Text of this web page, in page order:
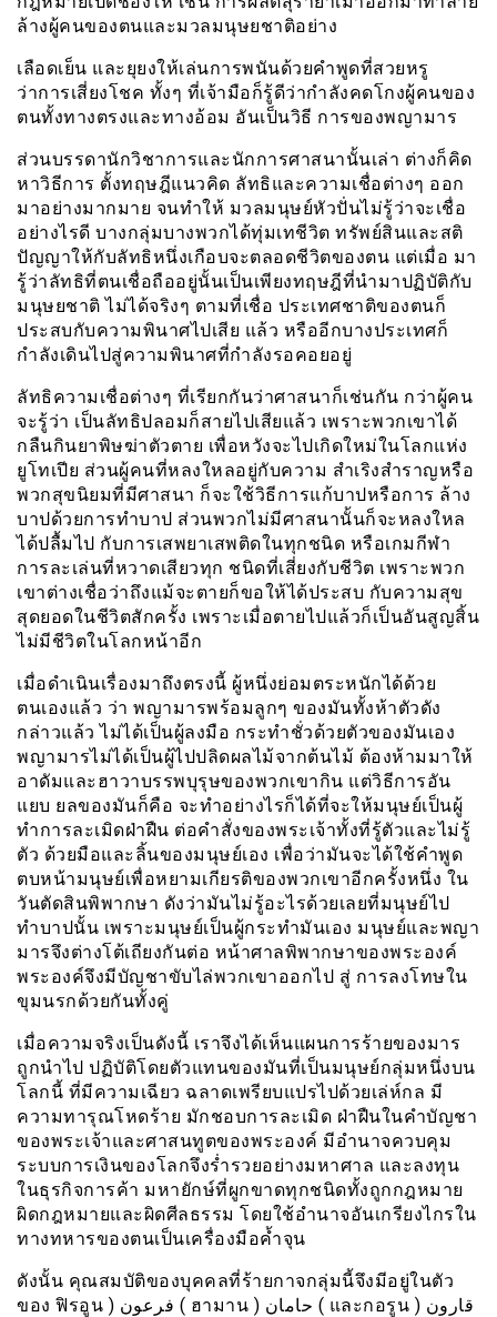
ล้างผู้คนของตนและมวลมนุษยชาติอย่าง
เลือดเย็น และยุยงให้เล่นการพนันด้วยคำพูดที่สวยหรู
ว่าการเสี่ยงโชค ทั้งๆ ที่เจ้ามือก็รู้ดีว่ากำลังคดโกงผู้คนของ
ตนทั้งทางตรงและทางอ้อม อันเป็นวิธี การของพญามาร
ส่วนบรรดานักวิชาการและนักการศาสนานั้นเล่า ต่างก็คิด
หาวิธีการ ตั้งทฤษฎีแนวคิด ลัทธิและความเชื่อต่างๆ ออก
มาอย่างมากมาย จนทำให้ มวลมนุษย์หัวปั่นไม่รู้ว่าจะเชื่อ
อย่างไรดี บางกลุ่มบางพวกได้ทุ่มเทชีวิต ทรัพย์สินและสติ
ปัญญาให้กับลัทธิหนึ่งเกือบจะตลอดชีวิตของตน แต่เมื่อ มา
รู้ว่าลัทธิที่ตนเชื่อถืออยู่นั้นเป็นเพียงทฤษฎีที่นำมาปฏิบัติกับ
มนุษยชาติ ไม่ได้จริงๆ ตามที่เชื่อ ประเทศชาติของตนก็
ประสบกับความพินาศไปเสีย แล้ว หรืออีกบางประเทศก็
กำลังเดินไปสู่ความพินาศที่กำลังรอคอยอยู่
ลัทธิความเชื่อต่างๆ ที่เรียกกันว่าศาสนาก็เช่นกัน กว่าผู้คน
จะรู้ว่า เป็นลัทธิปลอมก็สายไปเสียแล้ว เพราะพวกเขาได้
กลืนกินยาพิษฆ่าตัวตาย เพื่อหวังจะไปเกิดใหม่ในโลกแห่ง
ยูโทเปีย ส่วนผู้คนที่หลงใหลอยู่กับความ สำเริงสำราญหรือ
พวกสุขนิยมที่มีศาสนา ก็จะใช้วิธีการแก้บาปหรือการ ล้าง
บาปด้วยการทำบาป ส่วนพวกไม่มีศาสนานั้นก็จะหลงใหล
ได้ปลื้มไป กับการเสพยาเสพติดในทุกชนิด หรือเกมกีฬา
การละเล่นที่หวาดเสียวทุก ชนิดที่เสี่ยงกับชีวิต เพราะพวก
เขาต่างเชื่อว่าถึงแม้จะตายก็ขอให้ได้ประสบ กับความสุข
สุดยอดในชีวิตสักครั้ง เพราะเมื่อตายไปแล้วก็เป็นอันสูญสิ้น
ไม่มีชีวิตในโลกหน้าอีก
เมื่อดำเนินเรื่องมาถึงตรงนี้ ผู้หนึ่งย่อมตระหนักได้ด้วย
ตนเองแล้ว ว่า พญามารพร้อมลูกๆ ของมันทั้งห้าตัวดัง
กล่าวแล้ว ไม่ได้เป็นผู้ลงมือ กระทำชั่วด้วยตัวของมันเอง
พญามารไม่ได้เป็นผู้ไปปลิดผลไม้จากต้นไม้ ต้องห้ามมาให้
อาดัมและฮาวาบรรพบุรุษของพวกเขากิน แต่วิธีการอัน
แยบ ยลของมันก็คือ จะทำอย่างไรก็ได้ที่จะให้มนุษย์เป็นผู้
ทำการละเมิดฝ่าฝืน ต่อคำสั่งของพระเจ้าทั้งที่รู้ตัวและไม่รู้
ตัว ด้วยมือและลิ้นของมนุษย์เอง เพื่อว่ามันจะได้ใช้คำพูด
ตบหน้ามนุษย์เพื่อหยามเกียรติของพวกเขาอีกครั้งหนึ่ง ใน
วันตัดสินพิพากษา ดังว่ามันไม่รู้อะไรด้วยเลยที่มนุษย์ไป
ทำบาปนั้น เพราะมนุษย์เป็นผู้กระทำมันเอง มนุษย์และพญา
มารจึงต่างโต้เถียงกันต่อ หน้าศาลพิพากษาของพระองค์
พระองค์จึงมีบัญชาขับไล่พวกเขาออกไป สู่ การลงโทษใน
ขุมนรกด้วยกันทั้งคู่
เมื่อความจริงเป็นดังนี้ เราจึงได้เห็นแผนการร้ายของมาร
ถูกนำไป ปฏิบัติโดยตัวแทนของมันที่เป็นมนุษย์กลุ่มหนึ่งบน
โลกนี้ ที่มีความเฉียว ฉลาดเพรียบแปรไปด้วยเล่ห์กล มี
ความทารุณโหดร้าย มักชอบการละเมิด ฝ่าฝืนในคำบัญชา
ของพระเจ้าและศาสนทูตของพระองค์ มีอำนาจควบคุม
ระบบการเงินของโลกจึงร่ำรวยอย่างมหาศาล และลงทุน
ในธุรกิจการค้า มหายักษ์ที่ผูกขาดทุกชนิดทั้งถูกกฎหมาย
ผิดกฎหมายและผิดศีลธรรม โดยใช้อำนาจอันเกรียงไกรใน
ทางทหารของตนเป็นเครื่องมือค้ำจุน
ดังนั้น คุณสมบัติของบุคคลที่ร้ายกาจกลุ่มนี้จึงมีอยู่ในตัว
ของ ฟิรอูน ) فرعون ( ฮามาน ) حامان ( และกอรูน ) قارون